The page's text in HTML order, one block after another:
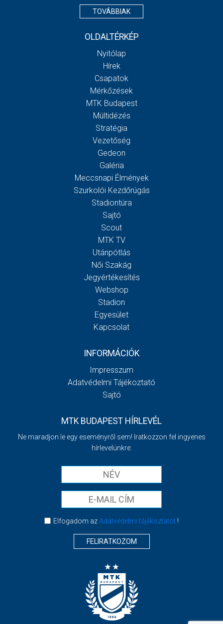
TOVÁBBIAK
OLDALTÉRKÉP
Nyitólap
Hírek
Csapatok
Mérkőzések
MTK Budapest
Múltidézés
Stratégia
Vezetőség
Gedeon
Galéria
Meccsnapi Élmények
Szurkolói Kezdőrúgás
Stadiontúra
Sajtó
Scout
MTK TV
Utánpótlás
Női Szakág
Jegyértékesítés
Webshop
Stadion
Egyesület
Kapcsolat
INFORMÁCIÓK
Impresszum
Adatvédelmi Tájékoztató
Sajtó
MTK BUDAPEST HÍRLEVÉL
Ne maradjon le egy eseményről sem! Iratkozzon fel ingyenes
hírlevelünkre:
Elfogadom azAdatvédelmi tájékoztatót!
FELIRATKOZOM